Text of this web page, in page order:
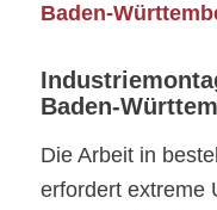
Baden-
Baden-
Die Arbeit in
erfordert extreme